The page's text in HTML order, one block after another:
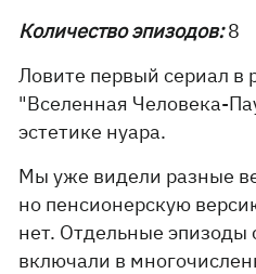
Количество эпизодов:8
Ловите первый сериал
"Вселенная Человека-
эстетике нуара.
Мы уже видели разные
но пенсионерскую
нет. Отдельные эпизоды
включали в